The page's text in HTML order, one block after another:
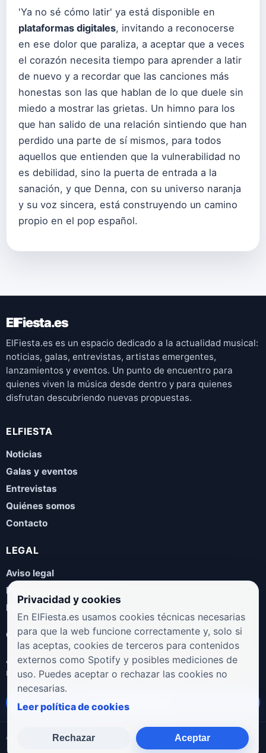
'Ya no sé cómo latir' ya está disponible en
plataformas digitales, invitando a reconocerse
en ese dolor que paraliza, a aceptar que a veces
el corazón necesita tiempo para aprender a latir
de nuevo y a recordar que las canciones más
honestas son las que hablan de lo que duele sin
miedo a mostrar las grietas. Un himno para los
que han salido de una relación sintiendo que han
perdido una parte de sí mismos, para todos
aquellos que entienden que la vulnerabilidad no
es debilidad, sino la puerta de entrada a la
sanación, y que Denna, con su universo naranja
y su voz sincera, está construyendo un camino
propio en el pop español.
ElFiesta.es
ElFiesta.es es un espacio dedicado a la actualidad musical:
noticias, galas, entrevistas, artistas emergentes,
lanzamientos y eventos. Un punto de encuentro para
quienes viven la música desde dentro y para quienes
disfrutan descubriendo nuevas propuestas.
ELFIESTA
Noticias
Galas y eventos
Entrevistas
Quiénes somos
Contacto
LEGAL
Aviso legal
Política de privacidad
Política de cookies
COLABORA
¿Eres artista, manager, sello o promotor? Envíanos tus
novedades, galas, entrevistas o propuestas musicales.
Enviar propuesta
© 2026 ElFiesta.es Noticias · Galas · Entrevistas · Música
Privacidad y cookies
En ElFiesta.es usamos cookies técnicas necesarias
para que la web funcione correctamente y, solo si
las aceptas, cookies de terceros para contenidos
externos como Spotify y posibles mediciones de
uso. Puedes aceptar o rechazar las cookies no
necesarias.
Leer política de cookies
Rechazar Aceptar